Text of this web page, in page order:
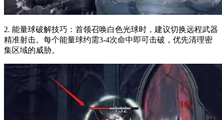
2. 能量球破解技巧：首领召唤白色光球时，建议切换远程武器
精准射击。每个能量球约需3-4次命中即可击破，优先清理密
集区域的威胁。